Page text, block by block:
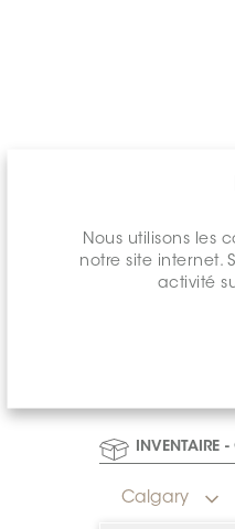
Nous utilisons les
notre site internet.
activité
INVENTAIRE
Calgary